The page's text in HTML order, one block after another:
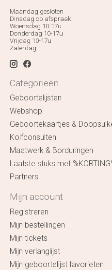
Maandag gesloten
Dinsdag op afspraak
Woensdag 10-17u
Donderdag 10-17u
Vrijdag 10-17u
Zaterdag
Categorieën
Geboortelijsten
Webshop
Geboortekaartjes &
Kolfconsulten
Maatwerk & Borduringen
Laatste stuks met
Partners
Mijn account
Registreren
Mijn bestellingen
Mijn tickets
Mijn verlanglijst
Mijn geboortelijst favorieten